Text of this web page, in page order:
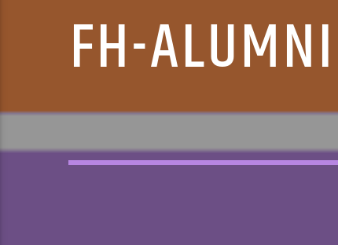
FH-